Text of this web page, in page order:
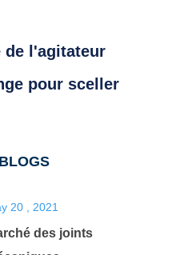
de l'agitateur
pour sceller
20 , 2021
des joints